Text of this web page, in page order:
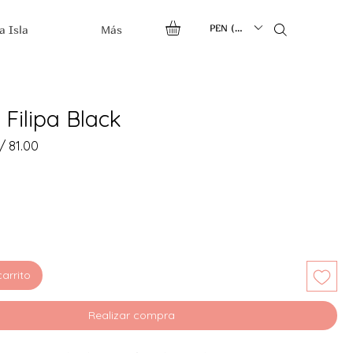
PEN (S/.)
Isla Más
Filipa Black
81.00
Realizar compra